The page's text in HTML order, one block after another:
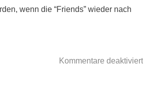
wenn die “Friends” wieder nach
Kommentare deaktiviert